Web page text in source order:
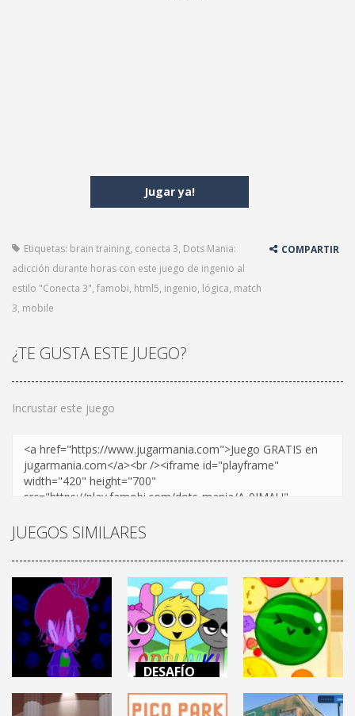
Jugar ya!
Etiquetas: brain training, conecta 3, Dots Mania:
adicción durante horas con este juego de ingenio al
estilo "Conecta 3", famobi, html5, ingenio, lógica, match
3, mobile
COMPARTIR
¿TE GUSTA ESTE JUEGO?
Incrustar este juego
JUEGOS SIMILARES
DESAFÍO
MENTAL
DESAFÍO
INCREDIBOX
DESAFÍO
MENTAL